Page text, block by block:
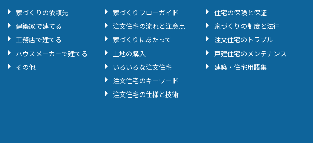
家づくりの依頼先
建築家で建てる
工務店で建てる
ハウスメーカーで建てる
その他
家づくりフローガイド
注文住宅の流れと注意点
家づくりにあたって
土地の購入
いろいろな注文住宅
注文住宅のキーワード
注文住宅の仕様と技術
住宅の保険と保証
家づくりの制度と法律
注文住宅のトラブル
戸建住宅のメンテナンス
建築・住宅用語集